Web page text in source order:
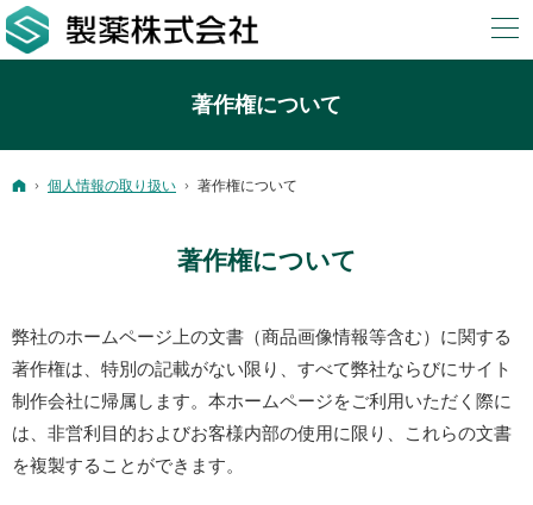
著作権について
ホーム
個人情報の取り扱い 著作権について
著作権について
弊社のホームページ上の文書（商品画像情報等含む）に関する
著作権は、特別の記載がない限り、すべて弊社ならびにサイト
制作会社に帰属します。本ホームページをご利用いただく際に
は、非営利目的およびお客様内部の使用に限り、これらの文書
を複製することができます。